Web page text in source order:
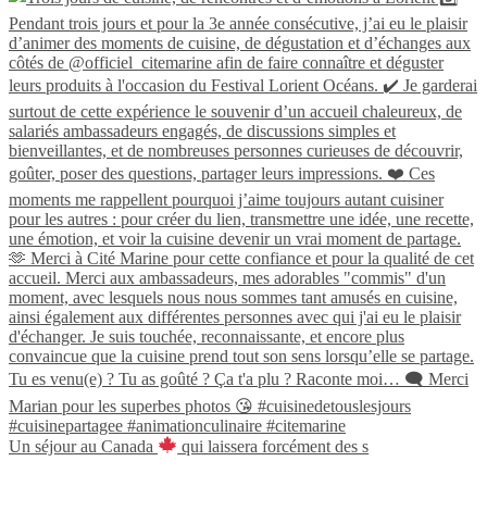
Un séjour au Canada qui laissera forcément des s